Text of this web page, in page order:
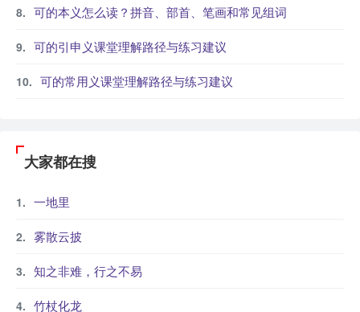
可的本义怎么读？拼音、部首、笔画和常见组词
可的引申义课堂理解路径与练习建议
可的常用义课堂理解路径与练习建议
大家都在搜
一地里
雾散云披
知之非难，行之不易
竹杖化龙